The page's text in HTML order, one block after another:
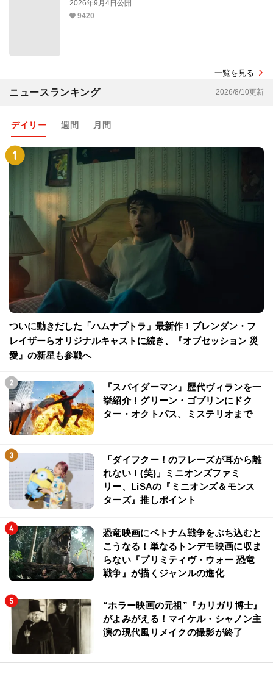
2026年9月4日公開
9420
一覧を見る
ニュースランキング 2026/8/10更新
デイリー 週間 月間
ついに動きだした「ハムナプトラ」最新作！ブレンダン・フ
レイザーらオリジナルキャストに続き、『オブセッション 災
愛』の新星も参戦へ
『スパイダーマン』歴代ヴィランを一
挙紹介！グリーン・ゴブリンにドク
ター・オクトパス、ミステリオまで
「ダイフクー！のフレーズが耳から離
れない！(笑)」ミニオンズファミ
リー、LiSAの『ミニオンズ＆モンス
ターズ』推しポイント
恐竜映画にベトナム戦争をぶち込むと
こうなる！単なるトンデモ映画に収ま
らない『プリミティヴ・ウォー 恐竜
戦争』が描くジャンルの進化
“ホラー映画の元祖”『カリガリ博士』
がよみがえる！マイケル・シャノン主
演の現代風リメイクの撮影が終了